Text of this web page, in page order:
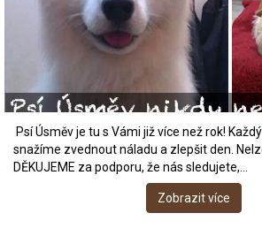
Psí Úsměv je tu s Vámi již více než rok!
snažíme zvednout náladu a zlepšit den.
DĚKUJEME za podporu, že nás sledujete,…
Zobrazit více